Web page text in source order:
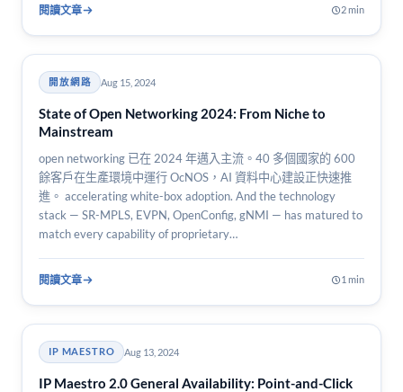
閱讀文章 2 min
開放網路 Aug 15, 2024
State of Open Networking 2024: From Niche to
Mainstream
open networking 已在 2024 年邁入主流。40 多個國家的 600
餘客戶在生產環境中運行 OcNOS，AI 資料中心建設正快速推
進。 accelerating white-box adoption. And the technology
stack — SR-MPLS, EVPN, OpenConfig, gNMI — has matured to
match every capability of proprietary…
閱讀文章 1 min
IP MAESTRO Aug 13, 2024
IP Maestro 2.0 General Availability: Point-and-Click